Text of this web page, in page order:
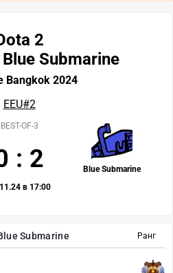
Ранг
Submarine
2
Submarine
Bangkok 2024
EEU#2
Blue Submarine
BEST-OF-3
: 2
в 17:00